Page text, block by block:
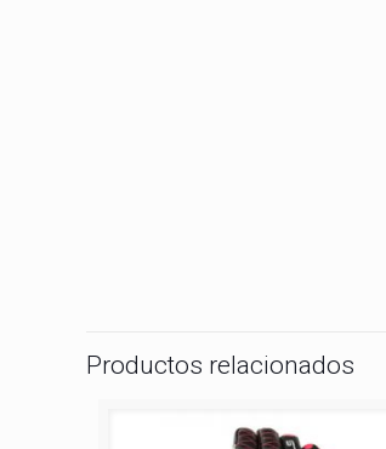
Productos relacionados